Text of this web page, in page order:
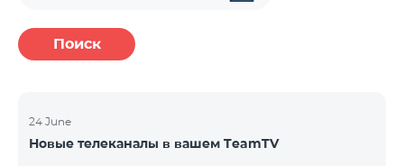
Поиск
24 June
Новые телеканалы в вашем TeamTV